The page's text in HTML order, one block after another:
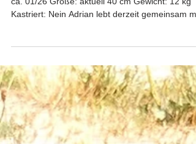
6. Juli
ca. 01/26 Größe: aktuell 40 cm Gewicht: 12 kg
Kastriert: Nein Adrian lebt derzeit gemeinsam mit
gleichaltrigen Artgenossen in unserem Tierheim
und ist nun auf der Suche nach seinem Für-
Immer-Zuhause. Adrian eignet sich auch für eine
Familie mit Kindern.